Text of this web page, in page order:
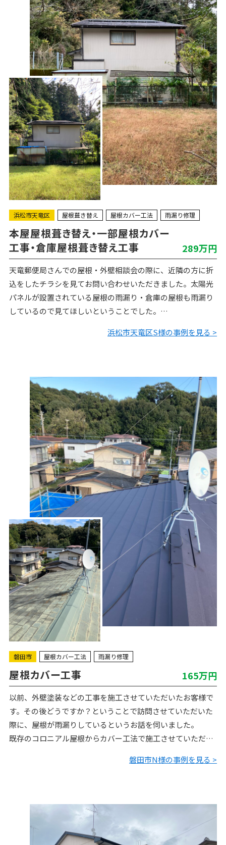
浜松市天竜区 屋根葺き替え 屋根カバー工法 雨漏り修理
本屋屋根葺き替え・一部屋根カバー
工事・倉庫屋根葺き替え工事
289万円
天竜郵便局さんでの屋根・外壁相談会の際に、近隣の方に折
込をしたチラシを見てお問い合わせいただきました。太陽光
パネルが設置されている屋根の雨漏り・倉庫の屋根も雨漏り
しているので見てほしいということでした。
浜松市天竜区S様の事例を見る >
磐田市 屋根カバー工法 雨漏り修理
屋根カバー工事 165万円
以前、外壁塗装などの工事を施工させていただいたお客様で
す。その後どうですか？ということで訪問させていただいた
際に、屋根が雨漏りしているというお話を伺いました。
既存のコロニアル屋根からカバー工法で施工させていただき
磐田市N様の事例を見る >